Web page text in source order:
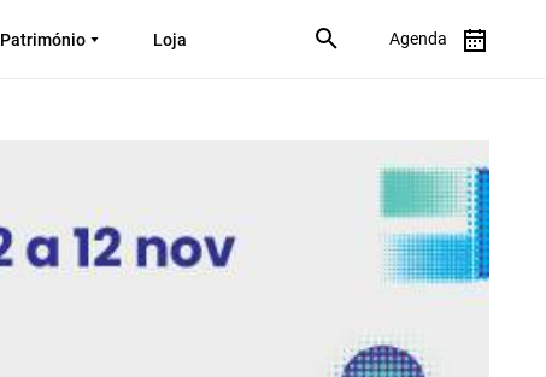
Património Loja Agenda